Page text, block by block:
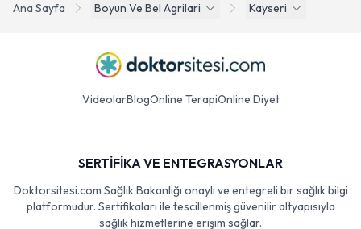
Ana Sayfa Boyun Ve Bel Agrilari Kayseri
VideolarBlogOnline TerapiOnline Diyet
SERTİFİKA VE ENTEGRASYONLAR
Doktorsitesi.com Sağlık Bakanlığı onaylı ve entegreli bir sağlık bilgi
platformudur. Sertifikaları ile tescillenmiş güvenilir altyapısıyla
sağlık hizmetlerine erişim sağlar.